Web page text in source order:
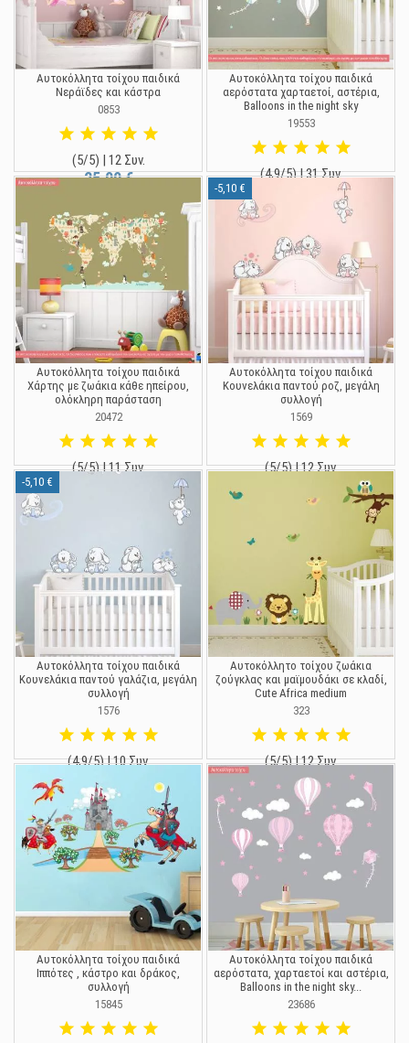
Αυτοκόλλητα τοίχου παιδικά
Νεράϊδες και κάστρα
0853
(5/5) | 12 Συν.
25,00 €
Αυτοκόλλητα τοίχου παιδικά
αερόστατα χαρταετοί, αστέρια,
Balloons in the night sky
19553
(4,9/5) | 31 Συν.
Αυτοκόλλητα τοίχου παιδικά
Χάρτης με ζωάκια κάθε ηπείρου,
ολόκληρη παράσταση
20472
(5/5) | 11 Συν.
-5,10 €
Αυτοκόλλητα τοίχου παιδικά
Κουνελάκια παντού ροζ, μεγάλη
συλλογή
1569
(5/5) | 12 Συν.
-5,10 €
Αυτοκόλλητα τοίχου παιδικά
Κουνελάκια παντού γαλάζια, μεγάλη
συλλογή
1576
(4,9/5) | 10 Συν.
19,90 €
Αυτοκόλλητο τοίχου ζωάκια
ζούγκλας και μαϊμουδάκι σε κλαδί,
Cute Africa medium
323
(5/5) | 12 Συν.
19,90 €
Αυτοκόλλητα τοίχου παιδικά
Ιππότες , κάστρο και δράκος,
συλλογή
15845
Αυτοκόλλητα τοίχου παιδικά
αερόστατα, χαρταετοί και αστέρια,
Balloons in the night sky...
23686